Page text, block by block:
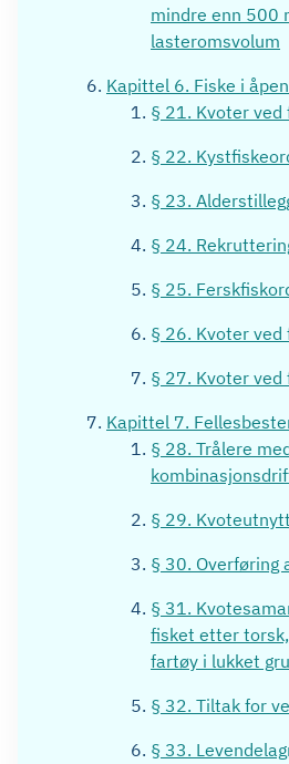
mindre enn 500
lasteromsvolum
Kapittel 6. Fiske i
§ 21. Kvoter
§ 22.
§ 23.
§ 24.
§ 25.
§ 26. Kvoter
§ 27. Kvoter
Kapittel 7.
§ 28. Trålere
§ 29.
§ 30. Overføring
§ 31.
fisket etter
fartøy i lukket
§ 32. Tiltak for
§ 33.